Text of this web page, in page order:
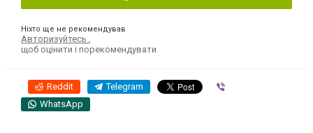
Ніхто ще не рекомендував
Авторизуйтесь
щоб оцінити і порекомендувати
Reddit Telegram
WhatsApp